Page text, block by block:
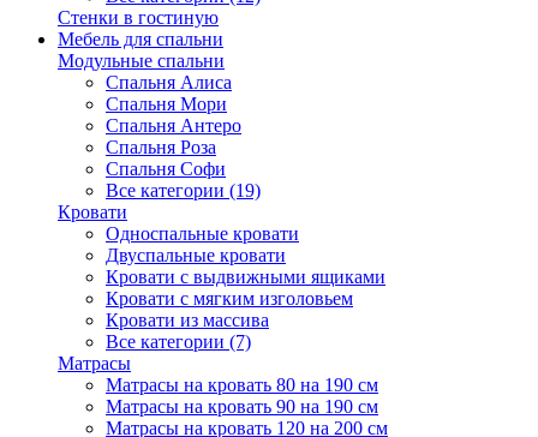
Стенки в гостиную
Мебель для спальни
Модульные спальни
Спальня Алиса
Спальня Мори
Спальня Антеро
Спальня Роза
Спальня Софи
Все категории (19)
Кровати
Односпальные кровати
Двуспальные кровати
Кровати с выдвижными ящиками
Кровати с мягким изголовьем
Кровати из массива
Все категории (7)
Матрасы
Матрасы на кровать 80 на 190 см
Матрасы на кровать 90 на 190 см
Матрасы на кровать 120 на 200 см